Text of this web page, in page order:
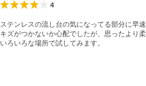
4
ステンレスの流し台の気になってる部分に早
キズがつかないか心配でしたが、思ったより柔
いろいろな場所で試してみます。